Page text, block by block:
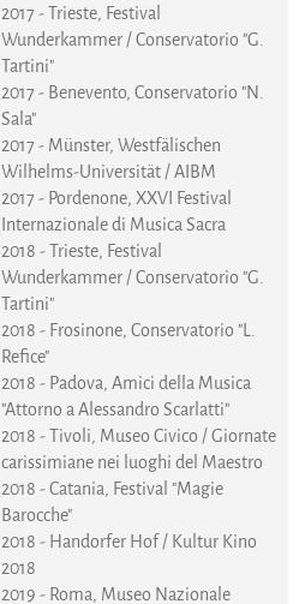
2017 - Trieste, Festival
Wunderkammer / Conservatorio "G.
Tartini"
2017 - Benevento, Conservatorio "N.
Sala"
2017 - Münster, Westfälischen
Wilhelms-Universität / AIBM
2017 - Pordenone, XXVI Festival
Internazionale di Musica Sacra
2018 - Trieste, Festival
Wunderkammer / Conservatorio "G.
Tartini"
2018 - Frosinone, Conservatorio "L.
Refice"
2018 - Padova, Amici della Musica
"Attorno a Alessandro Scarlatti"
2018 - Tivoli, Museo Civico / Giornate
carissimiane nei luoghi del Maestro
2018 - Catania, Festival "Magie
Barocche"
2018 - Handorfer Hof / Kultur Kino
2018
2019 - Roma, Museo Nazionale